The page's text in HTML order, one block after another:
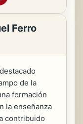
Ferro
de la
formación
la enseñanza
contribuido